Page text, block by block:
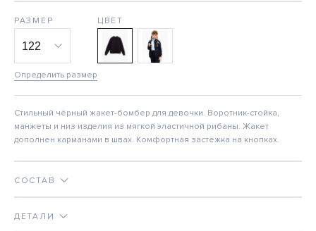
РАЗМЕР
Определить размер
ЦВЕТ
Стильный чёрный жакет-бомбер для девочки. Воротник-стойка,
манжеты и низ изделия из мягкой эластичной рибаны. Жакет
дополнен карманами в швах. Комфортная застёжка на кнопках.
СОСТАВ
ДЕТАЛИ